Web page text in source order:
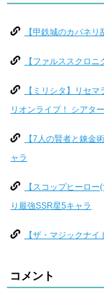
【甲鉄城のカバネ
【ファルススクロ
【ミリシタ】リセ
リオンライブ！ シアター
【7人の賢者と錬金
ャラ
【スコップヒーロ
り最強SSR星5キャラ
【ザ・マジックナ
コメント